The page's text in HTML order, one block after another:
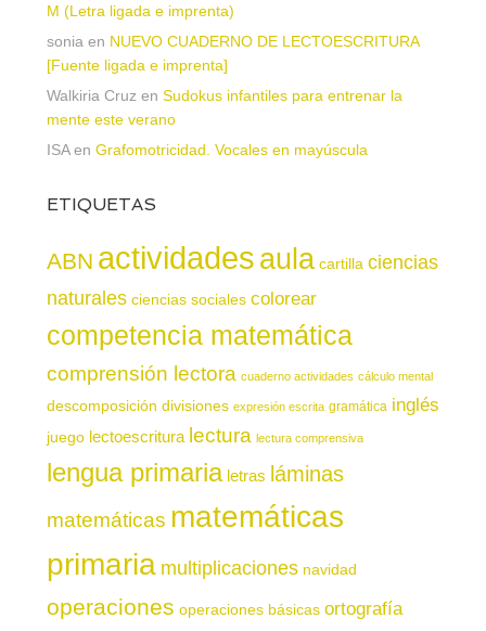
M (Letra ligada e imprenta)
sonia en NUEVO CUADERNO DE LECTOESCRITURA
[Fuente ligada e imprenta]
Walkiria Cruz en Sudokus infantiles para entrenar la
mente este verano
ISAen Grafomotricidad. Vocales en mayúscula
ETIQUETAS
ABN actividadesaula cartilla ciencias
naturales ciencias sociales colorear
competencia matemática
comprensión lectora cuaderno actividades cálculo mental
descomposición divisiones expresión escrita gramática inglés
juego lectoescritura lectura lectura comprensiva
lengua primaria letras láminas
matemáticas matemáticas
primaria multiplicaciones navidad
operaciones operaciones básicas ortografía